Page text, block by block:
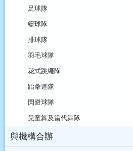
足球隊
籃球隊
排球隊
羽毛球隊
花式跳繩隊
跆拳道隊
閃避球隊
兒童舞及當代舞隊
與機構合辦